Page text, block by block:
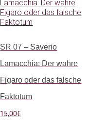
SR 07 – Saverio
Lamacchia: Der wahre
Figaro oder das falsche
Faktotum
15,00€